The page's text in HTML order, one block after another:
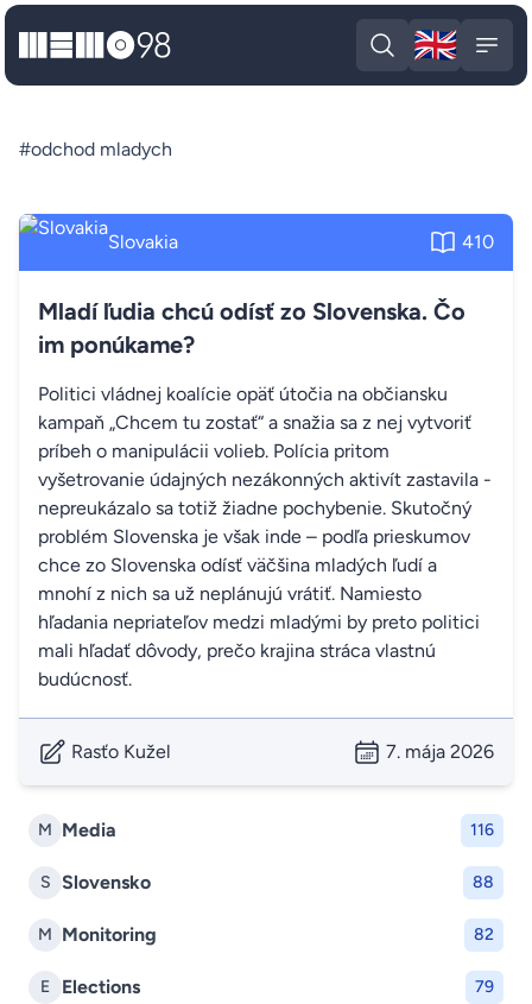
MEMO98
Open search
🇬🇧
M Media 116
S Slovensko 88
M Monitoring 82
E Elections 79
#odchod mladych
Slovakia 410
Mladí ľudia chcú odísť zo Slovenska. Čo
im ponúkame?
Politici vládnej koalície opäť útočia na občiansku
kampaň „Chcem tu zostať“ a snažia sa z nej vytvoriť
príbeh o manipulácii volieb. Polícia pritom
vyšetrovanie údajných nezákonných aktivít zastavila -
nepreukázalo sa totiž žiadne pochybenie. Skutočný
problém Slovenska je však inde – podľa prieskumov
chce zo Slovenska odísť väčšina mladých ľudí a
mnohí z nich sa už neplánujú vrátiť. Namiesto
hľadania nepriateľov medzi mladými by preto politici
mali hľadať dôvody, prečo krajina stráca vlastnú
budúcnosť.
Rasťo Kužel 7. mája 2026